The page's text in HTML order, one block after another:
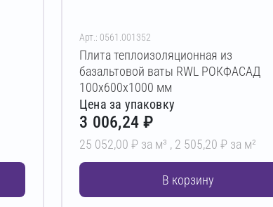
Арт.: 0561.001352
Плита теплоизоляционная из
базальтовой ваты RWL РОКФАСАД
100х600х1000 мм
Цена за упаковку
3 006,24 ₽
25 052,00 ₽ за м³ , 2 505,20 ₽ за м²
В корзину